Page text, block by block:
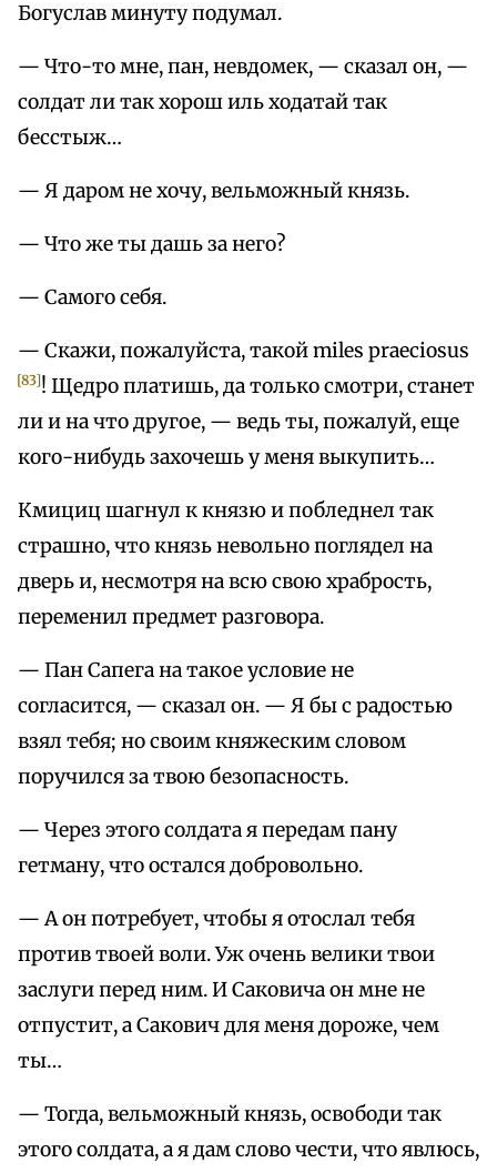
Богуслав минуту подумал.
— Что-то мне, пан, невдомек, — сказал он, —
солдат ли так хорош иль ходатай так
бесстыж…
— Я даром не хочу, вельможный князь.
— Что же ты дашь за него?
— Самого себя.
— Скажи, пожалуйста, такой miles praeciosus
[83]! Щедро платишь, да только смотри, станет
ли и на что другое, — ведь ты, пожалуй, еще
кого-нибудь захочешь у меня выкупить…
Кмициц шагнул к князю и побледнел так
страшно, что князь невольно поглядел на
дверь и, несмотря на всю свою храбрость,
переменил предмет разговора.
— Пан Сапега на такое условие не
согласится, — сказал он. — Я бы с радостью
взял тебя; но своим княжеским словом
поручился за твою безопасность.
— Через этого солдата я передам пану
гетману, что остался добровольно.
— А он потребует, чтобы я отослал тебя
против твоей воли. Уж очень велики твои
заслуги перед ним. И Саковича он мне не
отпустит, а Сакович для меня дороже, чем
ты…
— Тогда, вельможный князь, освободи так
этого солдата, а я дам слово чести, что явлюсь,